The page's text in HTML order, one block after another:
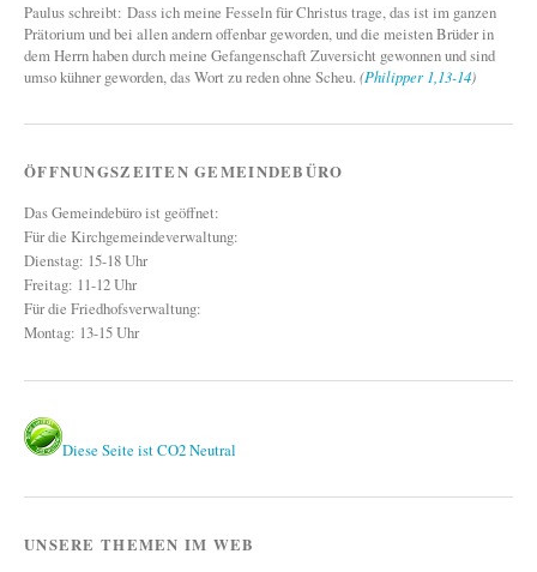
Paulus schreibt: Dass ich meine Fesseln für Christus trage, das ist im ganzen
Prätorium und bei allen andern offenbar geworden, und die meisten Brüder in
dem Herrn haben durch meine Gefangenschaft Zuversicht gewonnen und sind
umso kühner geworden, das Wort zu reden ohne Scheu.(Philipper 1,13-14)
ÖFFNUNGSZEITEN GEMEINDEBÜRO
Das Gemeindebüro ist geöffnet:
Für die Kirchgemeindeverwaltung:
Dienstag: 15-18 Uhr
Freitag: 11-12 Uhr
Für die Friedhofsverwaltung:
Montag: 13-15 Uhr
Diese Seite ist CO2 Neutral
UNSERE THEMEN IM WEB